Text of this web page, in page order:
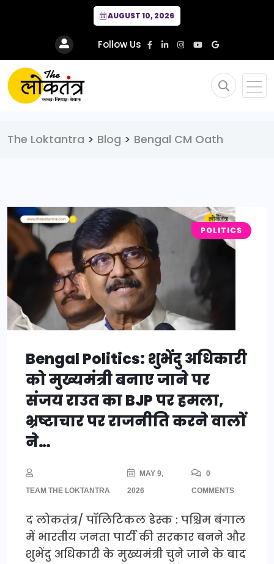
AUGUST 10, 2026
Follow Us
The Loktantra > Blog > Bengal CM Oath
POLITICS
Bengal Politics: शुभेंदु अधिकारी
को मुख्यमंत्री बनाए जाने पर
संजय राउत का BJP पर हमला,
भ्रष्टाचार पर राजनीति करने वालों
ने…
TEAM THE LOKTANTRA
MAY 9,
2026
0
COMMENTS
द लोकतंत्र/ पॉलिटिकल डेस्क : पश्चिम बंगाल
में भारतीय जनता पार्टी की सरकार बनने और
शुभेंदु अधिकारी के मुख्यमंत्री चुने जाने के बाद